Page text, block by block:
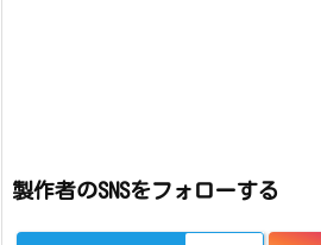
製作者のSNSをフォローする